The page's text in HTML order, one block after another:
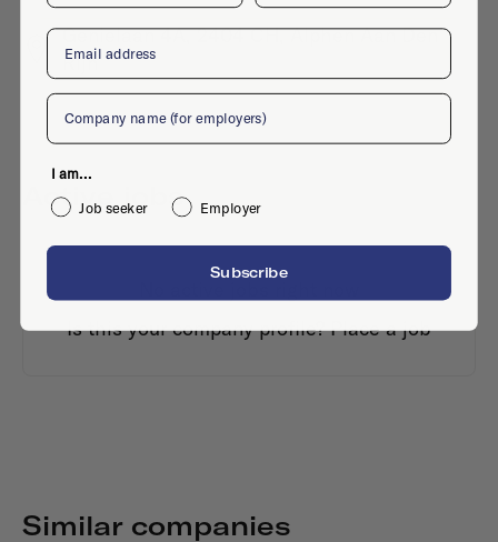
Genielaan 4A, 2404 CH, Alphen Aan Den
Rijn
Active jobs
Is this your company profile?Place a job
Similar companies
Email
Company
I am...
Job seeker
Employer
Subscribe